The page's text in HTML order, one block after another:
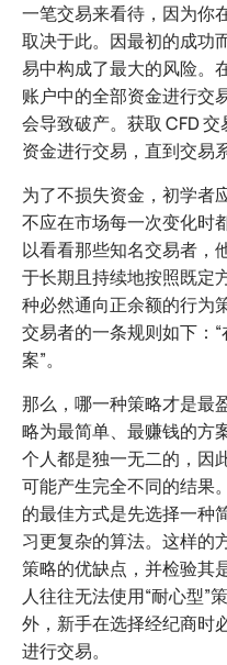
一笔交易来看待，因为你
取决于此。因最初的成功
易中构成了最大的风险。
账户中的全部资金进行交
会导致破产。获取 CFD
资金进行交易，直到交易
为了不损失资金，初学者
不应在市场每一次变化时
以看看那些知名交易者，
于长期且持续地按照既定
种必然通向正余额的行为
交易者的一条规则如下：
案”。
那么，哪一种策略才是最
略为最简单、最赚钱的方
个人都是独一无二的，因
可能产生完全不同的结果
的最佳方式是先选择一种
习更复杂的算法。这样的
策略的优缺点，并检验其
人往往无法使用“耐心型”
外，新手在选择经纪商时
进行交易。